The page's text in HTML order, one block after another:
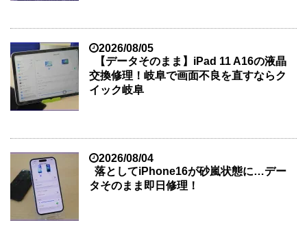
2026/08/05
【データそのまま】iPad 11 A16の液晶
交換修理！岐阜で画面不良を直すならク
イック岐阜
2026/08/04
落としてiPhone16が砂嵐状態に…デー
タそのまま即日修理！